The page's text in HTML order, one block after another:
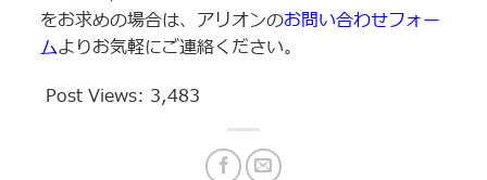
をお求めの場合は、アリオンのお問い合わせフォー
ムよりお気軽にご連絡ください。
Post Views: 3,483